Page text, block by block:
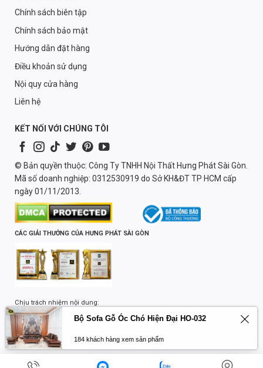
Chính sách biên tập
Chính sách bảo mật
Hướng dẫn đặt hàng
Điều khoản sử dụng
Nội quy cửa hàng
Liên hệ
KẾT NỐI VỚI CHÚNG TÔI
© Bản quyền thuộc: Công Ty TNHH Nội Thất Hưng Phát Sài Gòn.
Mã số doanh nghiệp: 0312530919 do Sở KH&ĐT TP HCM cấp
ngày 01/11/2013.
CÁC GIẢI THƯỞNG CỦA HƯNG PHÁT SÀI GÒN
Chịu trách nhiệm nội dung:
Lương Quốc Trường
Bộ Sofa Gỗ Óc Chó Hiện Đại HO-032